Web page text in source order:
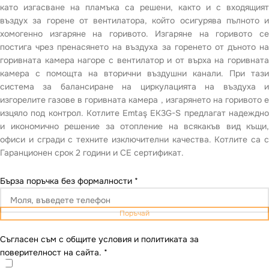
като изгасване на пламъка са решени, както и с входящият
въздух за горене от вентилатора, който осигурява пълното и
хомогенно изгаряне на горивото. Изгаряне на горивото се
постига чрез пренасянето на въздуха за горенето от дъното на
горивната камера нагоре с вентилатор и от върха на горивната
камера с помощта на вторични въздушни канали. При тази
система за балансиране на циркулацията на въздуха и
изгорелите газове в горивната камера , изгарянето на горивото е
изцяло под контрол. Котлите Emtaş EK3G-S предлагат надеждно
и икономично решение за отопление на всякакъв вид къщи,
офиси и сгради с техните изключителни качества. Котлите са с
Гаранционен срок 2 години и СЕ сертификат.
Бърза поръчка без формалности *
Поръчай
Съгласен съм с общите условия и политиката за
поверителност на сайта. *